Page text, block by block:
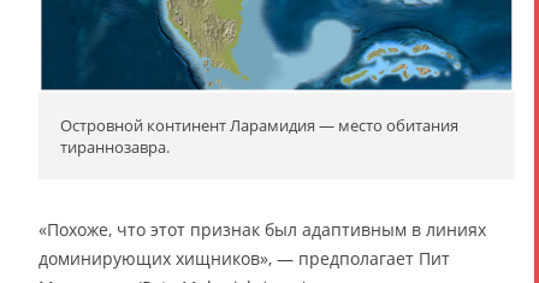
Островной континент Ларамидия — место обитания
тираннозавра.
«Похоже, что этот признак был адаптивным в линиях
доминирующих хищников», — предполагает Пит